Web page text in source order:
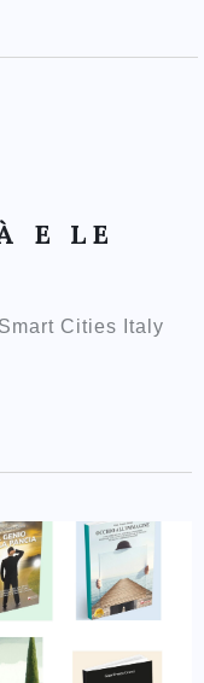
E LE
Cities Italy